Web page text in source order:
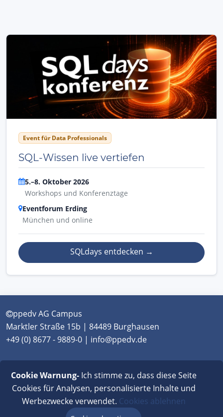
Event für Data Professionals
SQL-Wissen live vertiefen
5.–8. Oktober 2026
Workshops und Konferenztage
Eventforum Erding
München und online
SQLdays entdecken →
ppedv AG Campus
Marktler Straße 15b | 84489 Burghausen
+49 (0) 8677 - 9889-0 | info@ppedv.de
Classroom
|Impressum|Datenschutz|FAQ
Cookie Warnung-Ich stimme zu, dass diese Seite
Cookies für Analysen, personalisierte Inhalte und
Werbezwecke verwendet. Cookies ablehnen